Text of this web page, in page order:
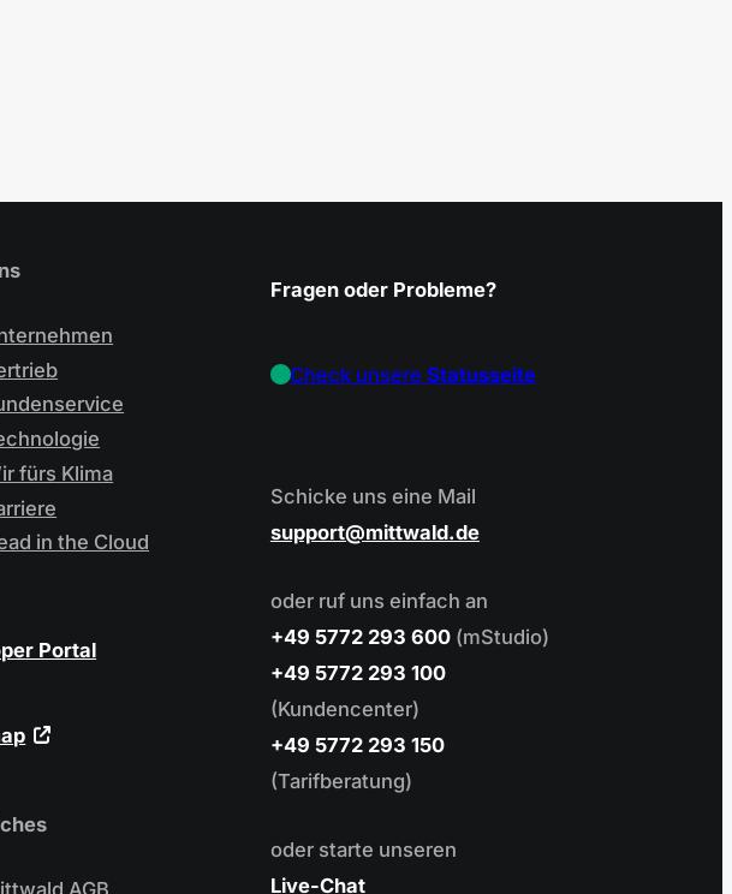
fürs Klima
in the Cloud
Portal
Fragen oder Probleme?
Check unsere Statusseite
Schicke uns eine Mail
support
mittwald.de
oder ruf uns einfach an
+49 5772 293 600 (mStudio)
+49 5772 293 100
(Kundencenter)
+49 5772 293 150
(Tarifberatung)
oder starte unseren
Live-Chat